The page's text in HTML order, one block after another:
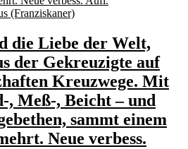
(Franziskaner)
die Liebe der Welt,
der Gekreuzigte auf
Kreuzwege. Mit
, Meß-, Beicht – und
sammt einem
Neue verbess.